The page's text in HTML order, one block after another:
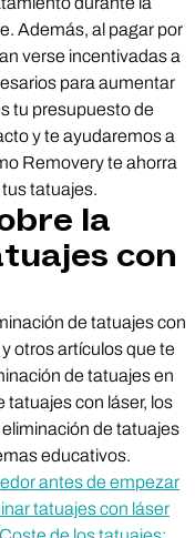
Además, al pagar por
verse incentivadas a
para aumentar
tu presupuesto de
y te ayudaremos a
Removery te ahorra
tatuajes.
la
con
de tatuajes con
otros artículos que te
de tatuajes en
tatuajes con láser, los
de tatuajes
educativos.
antes de empezar
tatuajes con láser